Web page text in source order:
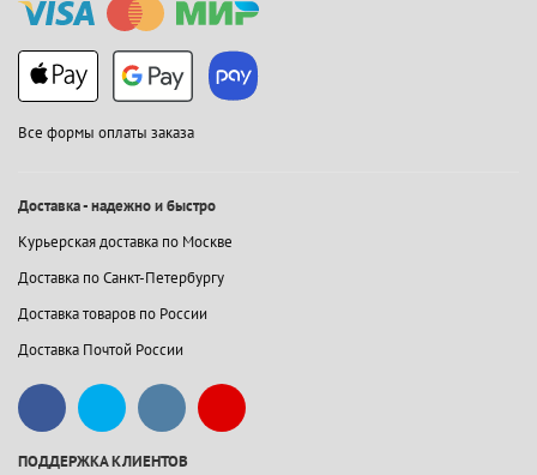
Все формы оплаты заказа
Доставка - надежно и быстро
Курьерская доставка по Москве
Доставка по Санкт-Петербургу
Доставка товаров по России
Доставка Почтой России
ПОДДЕРЖКА КЛИЕНТОВ